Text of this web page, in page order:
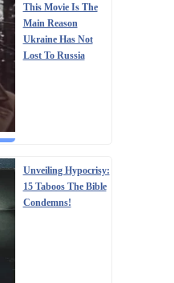
This Movie Is The
Main Reason
Ukraine Has Not
Lost To Russia
Unveiling Hypocrisy:
15 Taboos The Bible
Condemns!